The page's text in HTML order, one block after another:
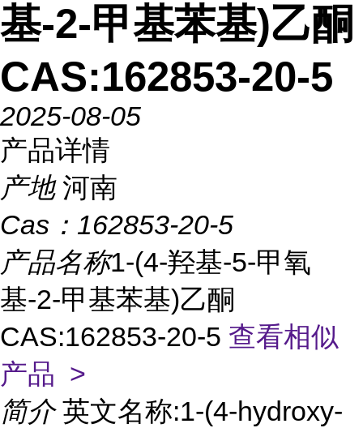
基-2-甲基苯基)乙酮
CAS:162853-20-5
2025-08-05
产品详情
产地 河南
Cas： 162853-20-5
产品名称1-(4-羟基-5-甲氧
基-2-甲基苯基)乙酮
CAS:162853-20-5 查看相似
产品 >
简介 英文名称:1-(4-hydroxy-